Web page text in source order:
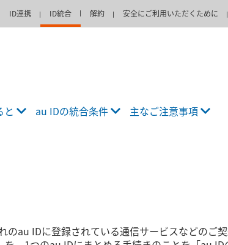
ID連携 ID統合 解約 安全にご利用いただくために
と au IDの統合条件 主なご注意事項
のau IDに登録されている通信サービスなどの